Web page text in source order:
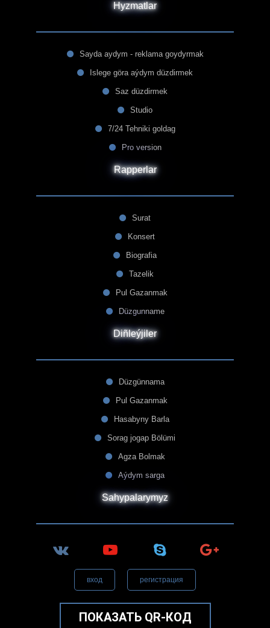
Hyzmatlar
Sayda aydym - reklama goydyrmak
Islege göra aýdym düzdirmek
Saz düzdirmek
Studio
7/24 Tehniki goldag
Pro version
Rapperlar
Surat
Konsert
Biografia
Tazelik
Pul Gazanmak
Düzgunname
Diñleýjiler
Düzgünnama
Pul Gazanmak
Hasabyny Barla
Sorag jogap Bölümi
Agza Bolmak
Aýdym sarga
Sahypalarymyz
вход регистрация
ПОКАЗАТЬ QR-КОД